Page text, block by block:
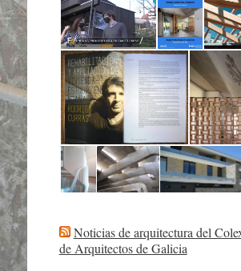
Noticias de arquitectura del
de Arquitectos de Galicia